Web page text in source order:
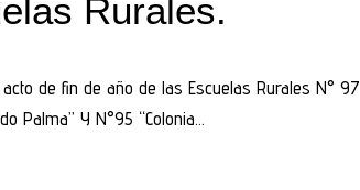
Rurales.
de fin de año de las Escuelas Rurales N° 97
Palma” Y N°95 “Colonia...